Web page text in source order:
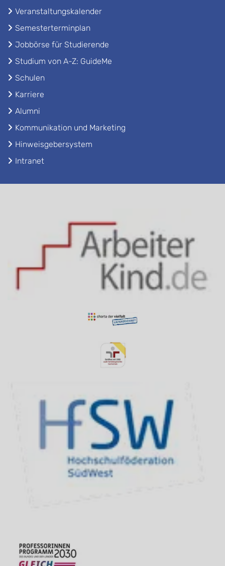
Veranstaltungskalender
Semesterterminplan
Jobbörse für Studierende
Studium von A-Z: GuideMe
Schulen
Karriere
Alumni
Kommunikation und Marketing
Hinweisgebersystem
Intranet